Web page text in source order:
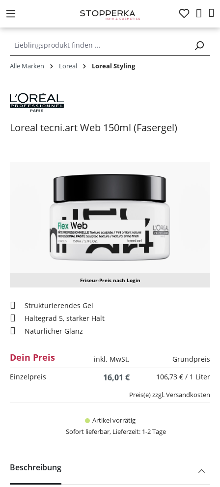
springen
Alle Marken Loreal Loreal Styling
Loreal tecni.art Web 150ml (Fasergel)
Friseur-Preis nach Login
Strukturierendes Gel
Haltegrad 5, starker Halt
Natürlicher Glanz
Dein Preis inkl. MwSt.
Grundpreis
Einzelpreis
16,01 € 106,73 € / 1 Liter
Artikel vorrätig
Sofort lieferbar, Lieferzeit: 1-2 Tage
Preis(e) zzgl. Versandkosten
Beschreibung